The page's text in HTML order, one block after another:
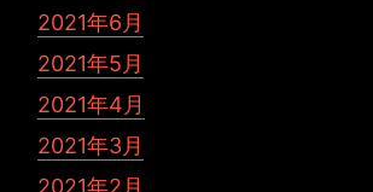
2021年6月
2021年5月
2021年4月
2021年3月
2021年2月